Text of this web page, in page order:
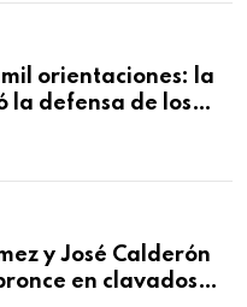
orientaciones: la
la defensa de los
y José Calderón
en clavados